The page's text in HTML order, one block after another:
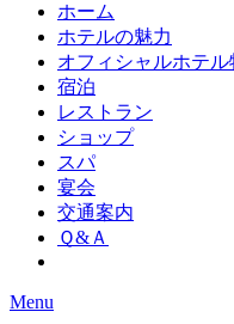
ホーム
ホテルの魅力
オフィシャルホテル
宿泊
レストラン
ショップ
スパ
宴会
交通案内
Ｑ&Ａ
Menu